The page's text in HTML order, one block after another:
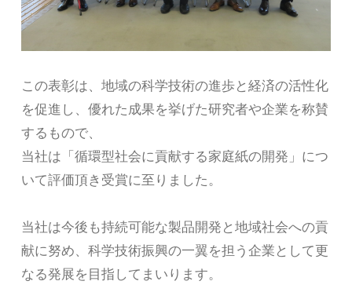
この表彰は、地域の科学技術の進歩と経済の活性化
を促進し、優れた成果を挙げた研究者や企業を称賛
するもので、
当社は「循環型社会に貢献する家庭紙の開発」につ
いて評価頂き受賞に至りました。
当社は今後も持続可能な製品開発と地域社会への貢
献に努め、科学技術振興の一翼を担う企業として更
なる発展を目指してまいります。